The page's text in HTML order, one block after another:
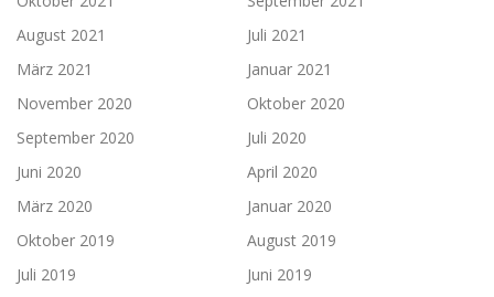
August 2021
Juli 2021
März 2021
Januar 2021
November 2020
Oktober 2020
September 2020
Juli 2020
Juni 2020
April 2020
März 2020
Januar 2020
Oktober 2019
August 2019
Juli 2019
Juni 2019